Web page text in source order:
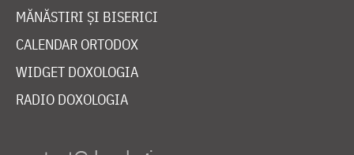
MĂNĂSTIRI ȘI BISERICI
CALENDAR ORTODOX
WIDGET DOXOLOGIA
RADIO DOXOLOGIA